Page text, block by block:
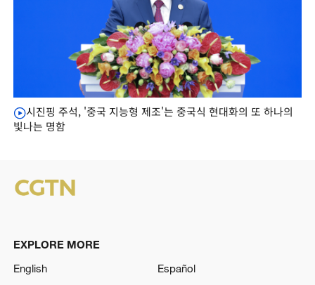
시진핑 주석, '중국 지능형 제조'는 중국식 현대화의 또 하나의
빛나는 명함
EXPLORE MORE
English
Español